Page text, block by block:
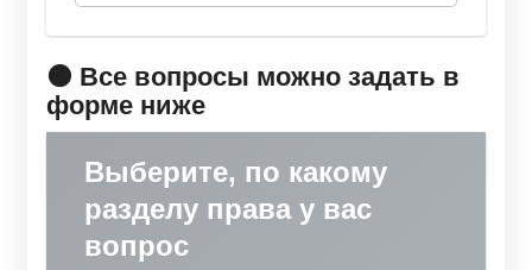
🟠 Все вопросы можно задать в
форме ниже